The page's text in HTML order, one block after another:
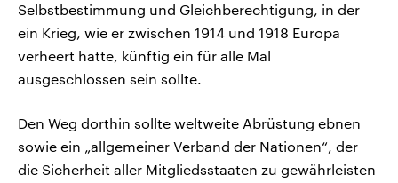
Selbstbestimmung und Gleichberechtigung, in der
ein Krieg, wie er zwischen 1914 und 1918 Europa
verheert hatte, künftig ein für alle Mal
ausgeschlossen sein sollte.
Den Weg dorthin sollte weltweite Abrüstung ebnen
sowie ein „allgemeiner Verband der Nationen“, der
die Sicherheit aller Mitgliedsstaaten zu gewährleisten